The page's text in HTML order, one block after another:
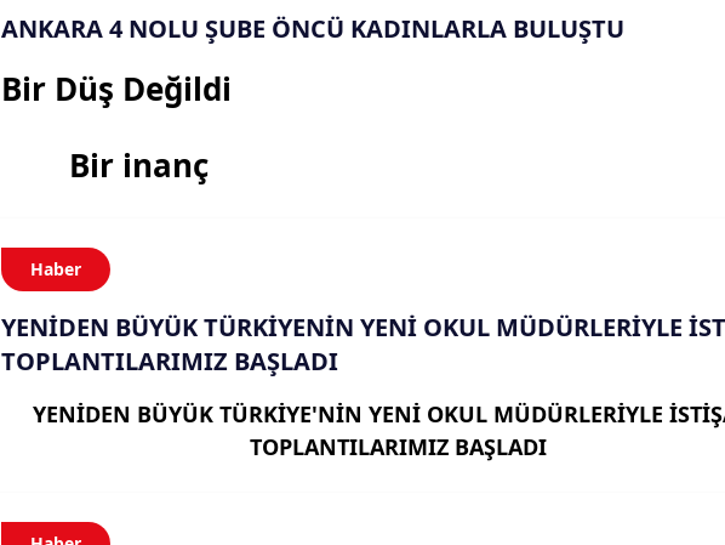
ANKARA 4 NOLU ŞUBE ÖNCÜ KADINLARLA BULUŞTU
Bir Düş Değildi
Bir inanç
Haber
YENİDEN BÜYÜK TÜRKİYENİN YENİ OKUL MÜDÜRLERİYLE
TOPLANTILARIMIZ BAŞLADI
YENİDEN BÜYÜK TÜRKİYE'NİN YENİ OKUL MÜDÜRLERİYLE
TOPLANTILARIMIZ BAŞLADI